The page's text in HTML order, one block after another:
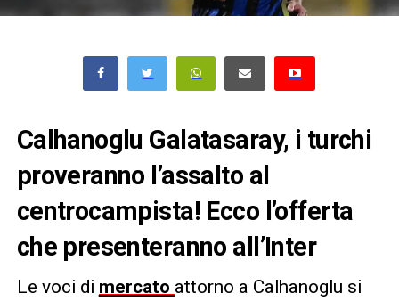
Calhanoglu Galatasaray, i turchi
proveranno l’assalto al
centrocampista! Ecco l’offerta
che presenteranno all’Inter
Le voci di mercato attorno a Calhanoglu si